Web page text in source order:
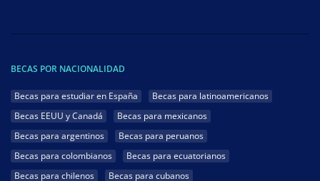
BECAS POR NACIONALIDAD
Becas para estudiar en España
Becas para latinoamericanos
Becas EEUU y Canadá
Becas para mexicanos
Becas para argentinos
Becas para peruanos
Becas para colombianos
Becas para ecuatorianos
Becas para chilenos
Becas para cubanos